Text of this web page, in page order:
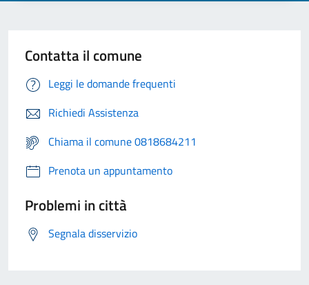
Contatta il comune
Leggi le domande frequenti
Richiedi Assistenza
Chiama il comune 0818684211
Prenota un appuntamento
Problemi in città
Segnala disservizio